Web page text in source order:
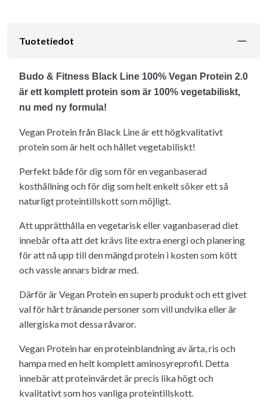
Tuotetiedot
Budo & Fitness Black Line 100% Vegan Protein 2.0
är ett komplett protein som är 100% vegetabiliskt,
nu med ny formula!
Vegan Protein från Black Line är ett högkvalitativt
protein som är helt och hållet vegetabiliskt!
Perfekt både för dig som för en veganbaserad
kosthållning och för dig som helt enkelt söker ett så
naturligt proteintillskott som möjligt.
Att upprätthålla en vegetarisk eller vaganbaserad diet
innebär ofta att det krävs lite extra energi och planering
för att nå upp till den mängd protein i kosten som kött
och vassle annars bidrar med.
Därför är Vegan Protein en superb produkt och ett givet
val för hårt tränande personer som vill undvika eller är
allergiska mot dessa råvaror.
Vegan Protein har en proteinblandning av ärta, ris och
hampa med en helt komplett aminosyreprofil. Detta
innebär att proteinvärdet är precis lika högt och
kvalitativt som hos vanliga proteintillskott.